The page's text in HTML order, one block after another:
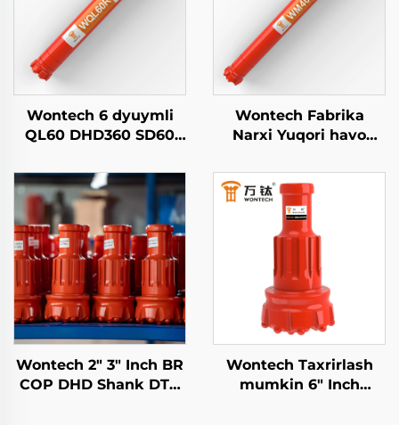
Wontech 6 dyuymli
QL60 DHD360 SD60
klapanini suv
quduqlari va portlash
uchun moslashtirilgan
Wontech Fabrika
Narxi Yuqori havo
M40 API 2 3/8" REG
PIN Pastga Teshik
DTH Hammer
Wontech 2" 3" Inch BR
COP DHD Shank DTH
Wontech Taxrirlash
mumkin 6" Inch